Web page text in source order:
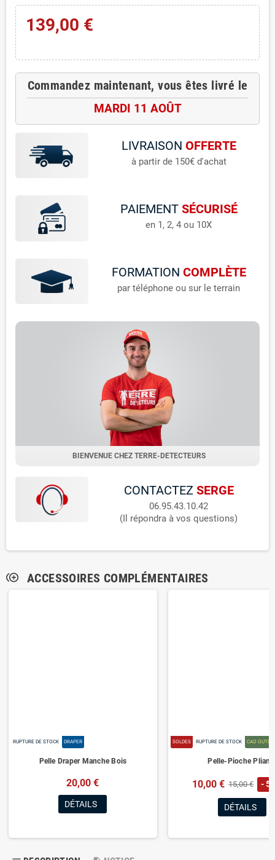
139,00 €
Commandez maintenant, vous êtes livré le
MARDI 11 AOÛT
LIVRAISON OFFERTE
à partir de 150€ d'achat
PAIEMENT SÉCURISÉ
en 1, 2, 4 ou 10X
FORMATION COMPLÈTE
par téléphone ou sur le terrain
BIENVENUE CHEZ TERRE-DETECTEURS
CONTACTEZ SERGE
06.95.43.10.42
(Il répondra à vos questions)
control_point_duplicate ACCESSOIRES COMPLÉMENTAIRES
RUPTURE DE STOCK DRAPER
Pelle Draper Manche Bois
20,00 €
DÉTAILS
SOLDES RUPTURE DE STOCK CAO
Pelle-Pioche
10,00 € 15,00 € -
DÉTAILS